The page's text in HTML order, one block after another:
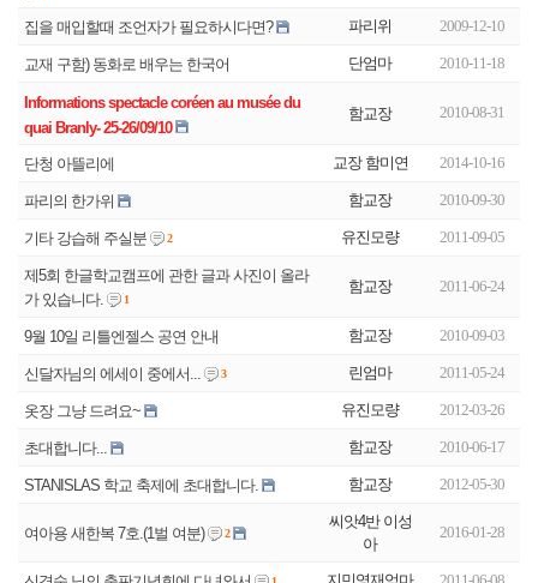
집을 매입할때 조언자가 필요하시다면? 파리위 2009-12-10
교재 구함) 동화로 배우는 한국어 단엄마 2010-11-18
Informations spectacle coréen au musée du
함교장 2010-08-31
단청 아뜰리에 교장 함미연 2014-10-16
파리의 한가위 함교장 2010-09-30
기타 강습해 주실분 2 유진모량 2011-09-05
제5회 한글학교캠프에 관한 글과 사진이 올라
가 있습니다.
1
함교장 2011-06-24
함교장 2010-09-03
신달자님의 에세이 중에서... 3 린엄마 2011-05-24
옷장 그냥 드려요~ 유진모량 2012-03-26
초대합니다... 함교장 2010-06-17
STANISLAS 학교 축제에 초대합니다. 함교장 2012-05-30
여아용 새한복 7호.(1벌 여분) 2
씨앗4반 이성
아
2016-01-28